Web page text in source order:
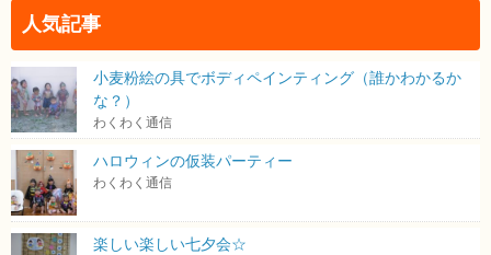
人気記事
小麦粉絵の具でボディペインティング（誰かわかるか
な？）
わくわく通信
ハロウィンの仮装パーティー
わくわく通信
楽しい楽しい七夕会☆